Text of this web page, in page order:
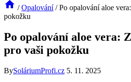
/ Opalování / Po opalování aloe
pokožku
Po opalování aloe vera:
pro vaši pokožku
BySoláriumProfi.cz 5. 11. 2025